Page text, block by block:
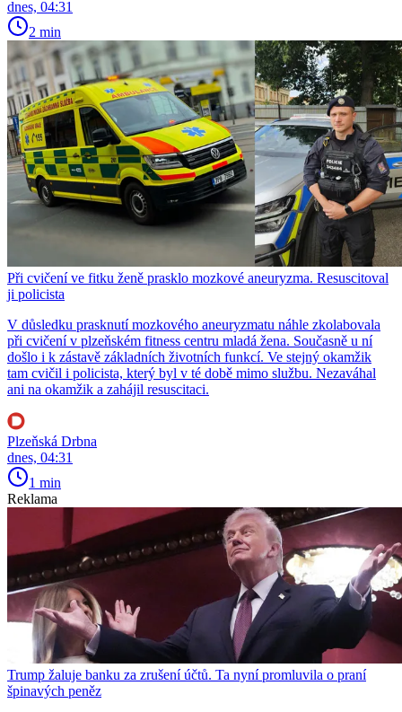
dnes, 04:31
2 min
Při cvičení ve fitku ženě prasklo mozkové aneuryzma. Resuscitoval
ji policista
V důsledku prasknutí mozkového aneuryzmatu náhle zkolabovala
při cvičení v plzeňském fitness centru mladá žena. Současně u ní
došlo i k zástavě základních životních funkcí. Ve stejný okamžik
tam cvičil i policista, který byl v té době mimo službu. Nezaváhal
ani na okamžik a zahájil resuscitaci.
Plzeňská Drbna
dnes, 04:31
1 min
Reklama
Trump žaluje banku za zrušení účtů. Ta nyní promluvila o praní
špinavých peněz